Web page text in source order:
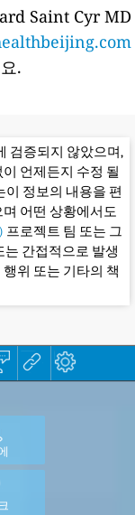
Saint Cyr MD
.
검증되지 않았으며,
언제든지 수정 될
이 정보의 내용을 편
어떤 상황에서도
프로젝트 팀 또는 그
간접적으로 발생
위 또는 기타의 책